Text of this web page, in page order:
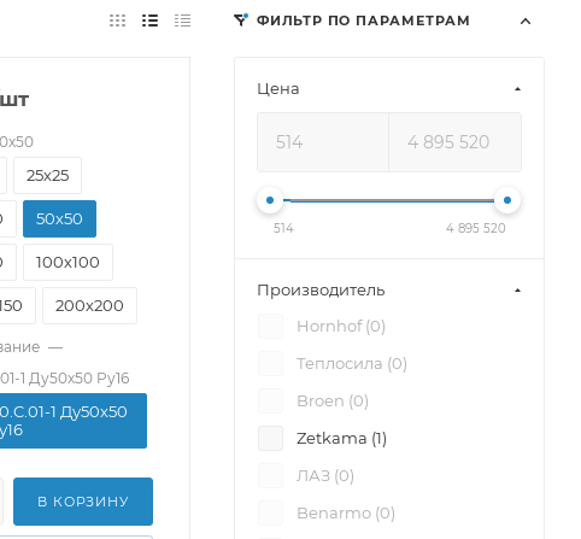
25х25
50х50
100х100
200х200
—
1 Ду50х50 Pу16
1 Ду50х50
В КОРЗИНУ
ФИЛЬТР ПО ПАРАМЕТРАМ
Цена
514 4 895 520
Производитель
Hornhof (0)
Теплосила (0)
Broen (0)
Zetkama (1)
ЛАЗ (0)
Benarmo (0)